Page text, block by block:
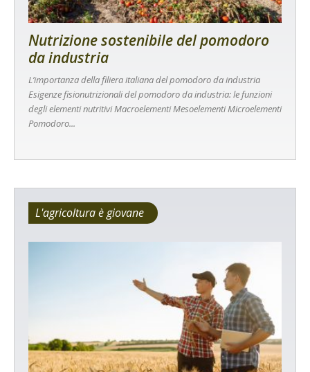
Nutrizione sostenibile del pomodoro
da industria
L’importanza della filiera italiana del pomodoro da industria
Esigenze fisionutrizionali del pomodoro da industria: le funzioni
degli elementi nutritivi Macroelementi Mesoelementi Microelementi
Pomodoro...
L'agricoltura è giovane